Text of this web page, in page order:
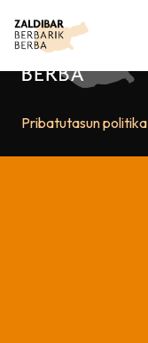
Pribatutasun politika